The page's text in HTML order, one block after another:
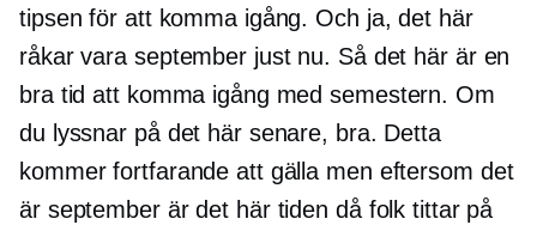
tipsen för att komma igång. Och ja, det här
råkar vara september just nu. Så det här är en
bra tid att komma igång med semestern. Om
du lyssnar på det här senare, bra. Detta
kommer fortfarande att gälla men eftersom det
är september är det här tiden då folk tittar på